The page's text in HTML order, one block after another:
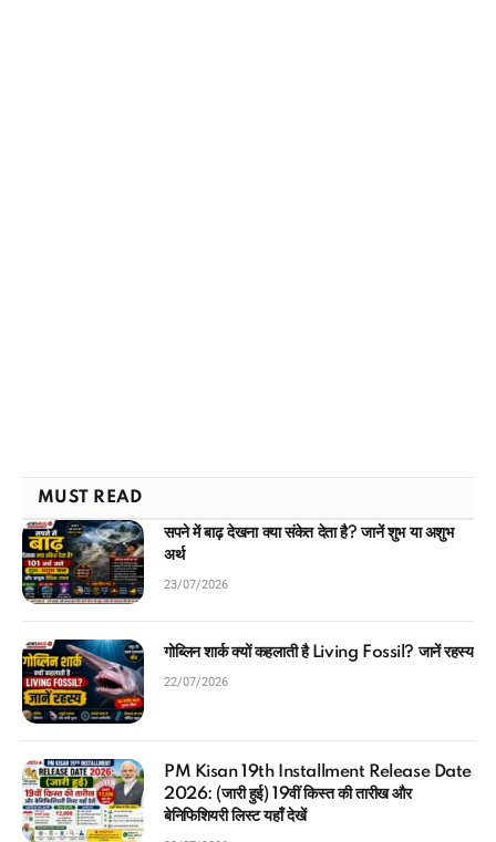
MUST READ
सपने में बाढ़ देखना क्या संकेत देता है? जानें शुभ या अशुभ
अर्थ
23/07/2026
गोब्लिन शार्क क्यों कहलाती है Living Fossil? जानें रहस्य
22/07/2026
PM Kisan 19th Installment Release Date
2026: (जारी हुई) 19वीं किस्त की तारीख और
बेनिफिशियरी लिस्ट यहाँ देखें